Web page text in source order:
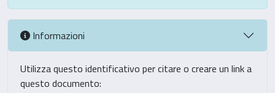
Informazioni
Utilizza questo identificativo per citare o creare un link a
questo documento: